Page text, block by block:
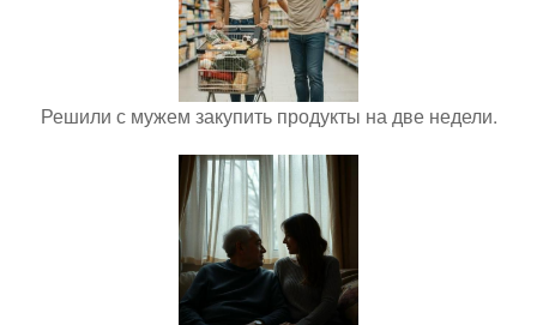
Решили с мужем закупить продукты на две недели.